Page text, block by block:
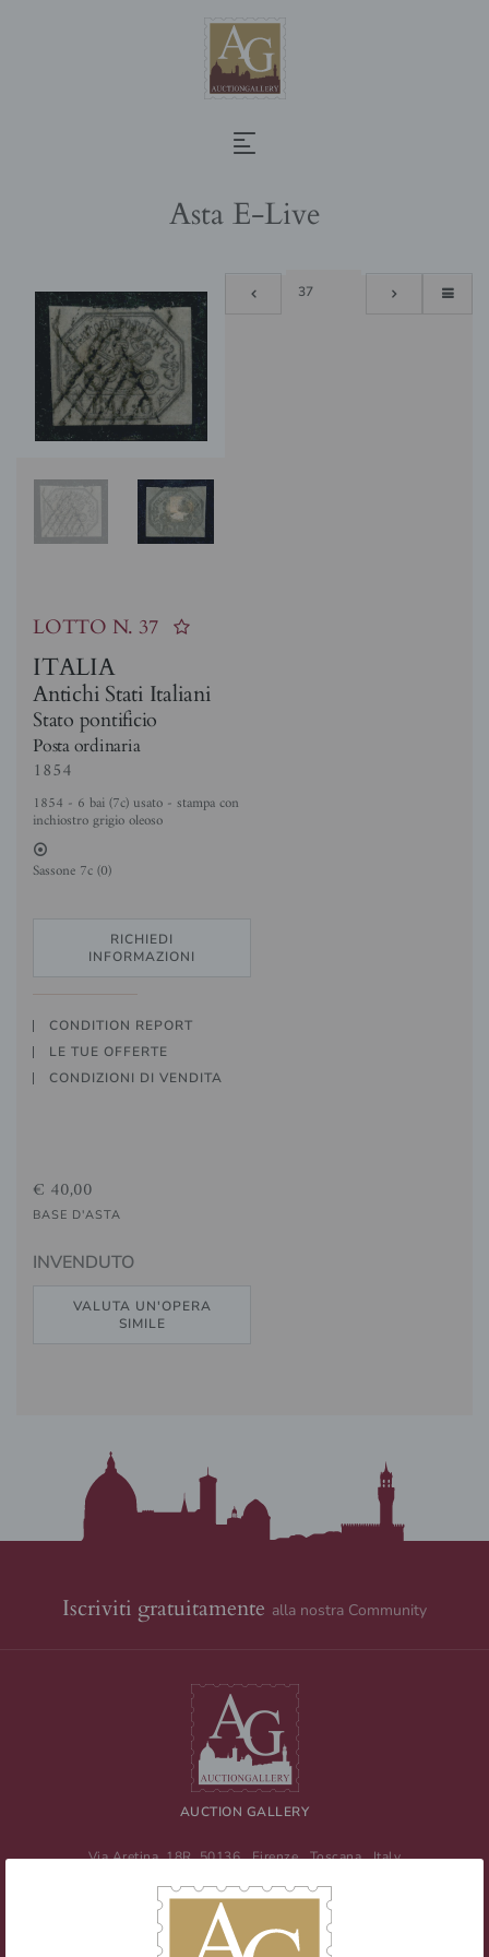
Asta E-Live
LOTTO N. 37
ITALIA
Antichi Stati Italiani
Stato pontificio
Posta ordinaria
1854
1854 - 6 bai (7c) usato - stampa con
inchiostro grigio oleoso
2
Sassone 7c (0)
RICHIEDI
INFORMAZIONI
CONDITION REPORT
LE TUE OFFERTE
CONDIZIONI DI VENDITA
€ 40,00
BASE D'ASTA
INVENDUTO
VALUTA UN'OPERA
SIMILE
Iscriviti gratuitamente alla nostra Community
AUCTION GALLERY
Via Aretina, 18R 50136 Firenze,Toscana,Italy
E-mail:info@auctiongallery.it
Partita IVA: